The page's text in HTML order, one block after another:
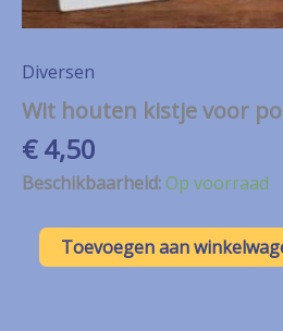
Diversen
Wit houten kistje voor
€4,50
Beschikbaarheid:Op voorraad
Wit
houtenToevoegen aan